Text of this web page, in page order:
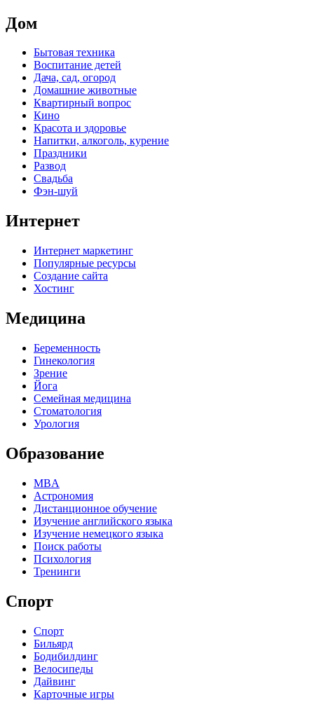
Дом
Бытовая техника
Воспитание детей
Дача, сад, огород
Домашние животные
Квартирный вопрос
Кино
Красота и здоровье
Напитки, алкоголь, курение
Праздники
Развод
Свадьба
Фэн-шуй
Интернет
Интернет маркетинг
Популярные ресурсы
Создание сайта
Хостинг
Медицина
Беременность
Гинекология
Зрение
Йога
Семейная медицина
Стоматология
Урология
Образование
MBA
Астрономия
Дистанционное обучение
Изучение английского языка
Изучение немецкого языка
Поиск работы
Психология
Тренинги
Спорт
Спорт
Бильярд
Бодибилдинг
Велосипеды
Дайвинг
Карточные игры